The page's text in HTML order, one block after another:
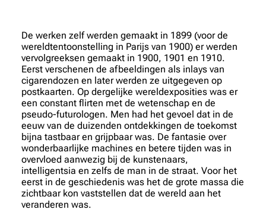
De werken zelf werden gemaakt in 1899 (voor de
wereldtentoonstelling in Parijs van 1900) er werden
vervolgreeksen gemaakt in 1900, 1901 en 1910.
Eerst verschenen de afbeeldingen als inlays van
cigarendozen en later werden ze uitgegeven op
postkaarten. Op dergelijke wereldexposities was er
een constant flirten met de wetenschap en de
pseudo-futurologen. Men had het gevoel dat in de
eeuw van de duizenden ontdekkingen de toekomst
bijna tastbaar en grijpbaar was. De fantasie over
wonderbaarlijke machines en betere tijden was in
overvloed aanwezig bij de kunstenaars,
intelligentsia en zelfs de man in de straat. Voor het
eerst in de geschiedenis was het de grote massa die
zichtbaar kon vaststellen dat de wereld aan het
veranderen was.